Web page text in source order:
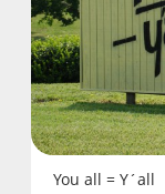
You all = Y´all